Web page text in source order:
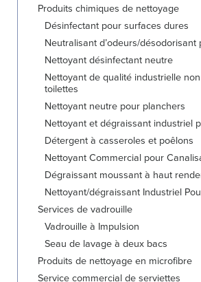
Produits chimiques de nettoyage
Désinfectant pour surfaces dures
Neutralisant d’odeurs/désodorisant
Nettoyant désinfectant neutre
Nettoyant de qualité industrielle
toilettes
Nettoyant neutre pour planchers
Nettoyant et dégraissant industriel
Détergent à casseroles et poêlons
Nettoyant Commercial pour
Dégraissant moussant à haut
Nettoyant/dégraissant Industriel
Services de vadrouille
Vadrouille à Impulsion
Seau de lavage à deux bacs
Produits de nettoyage en microfibre
Service commercial de serviettes